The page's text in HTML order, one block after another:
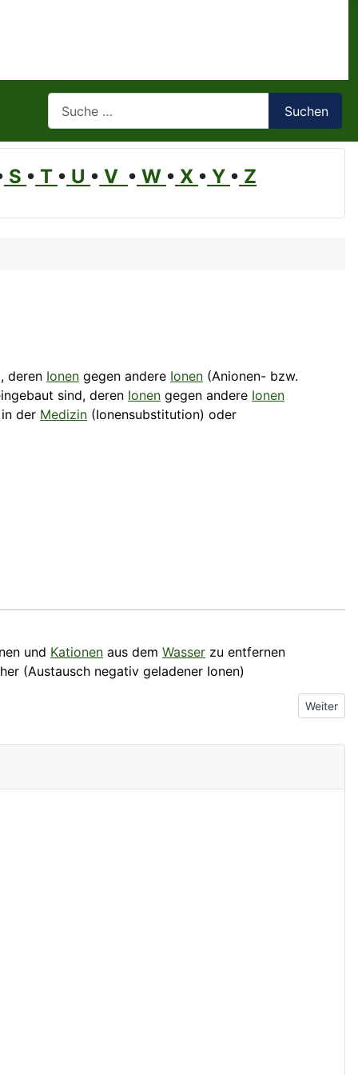
Suchen
S • T • U • V • W • X • Y • Z
deren Ionen gegen andere Ionen (Anionen- bzw.
sind, deren Ionen gegen andere Ionen
der Medizin (Ionensubstitution) oder
und Kationen aus dem Wasser zu entfernen
(Austausch negativ geladener Ionen)
Nächster
Weiter